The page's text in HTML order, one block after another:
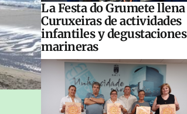
La Festa do Grumete llena
Curuxeiras de actividades
infantiles y degustaciones
marineras